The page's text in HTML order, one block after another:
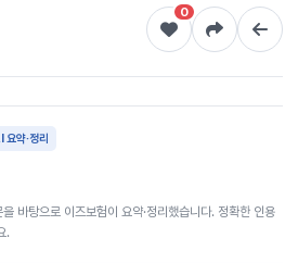
0
요약·정리
바탕으로 이즈보험이 요약·정리했습니다. 정확한 인용
.